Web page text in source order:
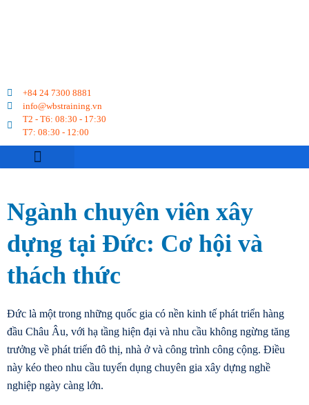
+84 24 7300 8881
info@wbstraining.vn
T2 - T6: 08:30 - 17:30
T7: 08:30 - 12:00
Ngành chuyên viên xây
dựng tại Đức: Cơ hội và
thách thức
Đức là một trong những quốc gia có nền kinh tế phát triển hàng
đầu Châu Âu, với hạ tầng hiện đại và nhu cầu không ngừng tăng
trưởng về phát triển đô thị, nhà ở và công trình công cộng. Điều
này kéo theo nhu cầu tuyển dụng chuyên gia xây dựng nghề
nghiệp ngày càng lớn.